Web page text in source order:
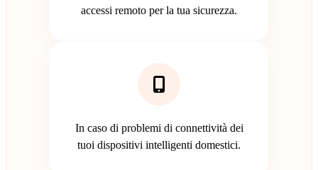
accessi remoto per la tua sicurezza.
In caso di problemi di connettività dei
tuoi dispositivi intelligenti domestici.